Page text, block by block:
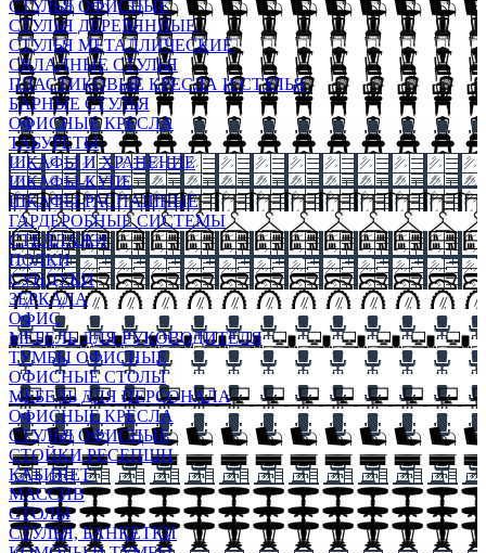
СТУЛЬЯ ОФИСНЫЕ
СТУЛЬЯ ДЕРЕВЯННЫЕ
СТУЛЬЯ МЕТАЛЛИЧЕСКИЕ
СКЛАДНЫЕ СТУЛЬЯ
ПЛАСТИКОВЫЕ КРЕСЛА И СТУЛЬЯ
БАРНЫЕ СТУЛЬЯ
ОФИСНЫЕ КРЕСЛА
ТАБУРЕТЫ
ШКАФЫ И ХРАНЕНИЕ
ШКАФЫ-КУПЕ
ШКАФЫ-РАСПАШНЫЕ
ГАРДЕРОБНЫЕ СИСТЕМЫ
СТЕЛЛАЖИ
ПОЛКИ
СУНДУКИ
ЗЕРКАЛА
ОФИС
МЕБЕЛЬ ДЛЯ РУКОВОДИТЕЛЯ
ТУМБЫ ОФИСНЫЕ
ОФИСНЫЕ СТОЛЫ
МЕБЕЛЬ ДЛЯ ПЕРСОНАЛА
ОФИСНЫЕ КРЕСЛА
СТУЛЬЯ ОФИСНЫЕ
СТОЙКИ РЕСЕПШН
КАБИНЕТ
МАССИВ
СТОЛЫ
СТУЛЬЯ, БАНКЕТКИ